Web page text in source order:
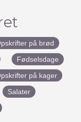
på brød
Fødselsdage
på kager
Salater